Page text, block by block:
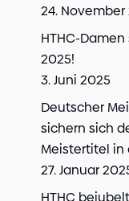
24. November
HTHC-
2025!
3. Juni 2025
Deutscher
sichern sich
Meistertitel in
27. Januar
HTHC